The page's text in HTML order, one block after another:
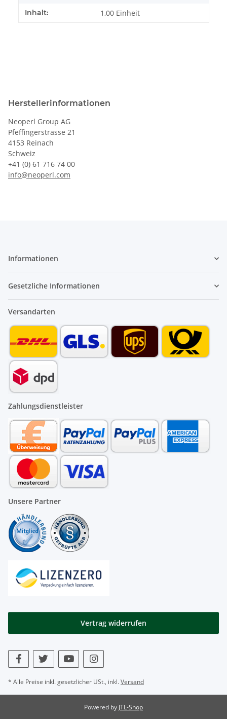
Inhalt: 1,00 Einheit
Herstellerinformationen
Neoperl Group AG
Pfeffingerstrasse 21
4153 Reinach
Schweiz
+41 (0) 61 716 74 00
info@neoperl.com
Informationen
Gesetzliche Informationen
Versandarten
Zahlungsdienstleister
Unsere Partner
Vertrag widerrufen
* Alle Preise inkl. gesetzlicher USt., inkl.Versand
Powered by JTL-Shop